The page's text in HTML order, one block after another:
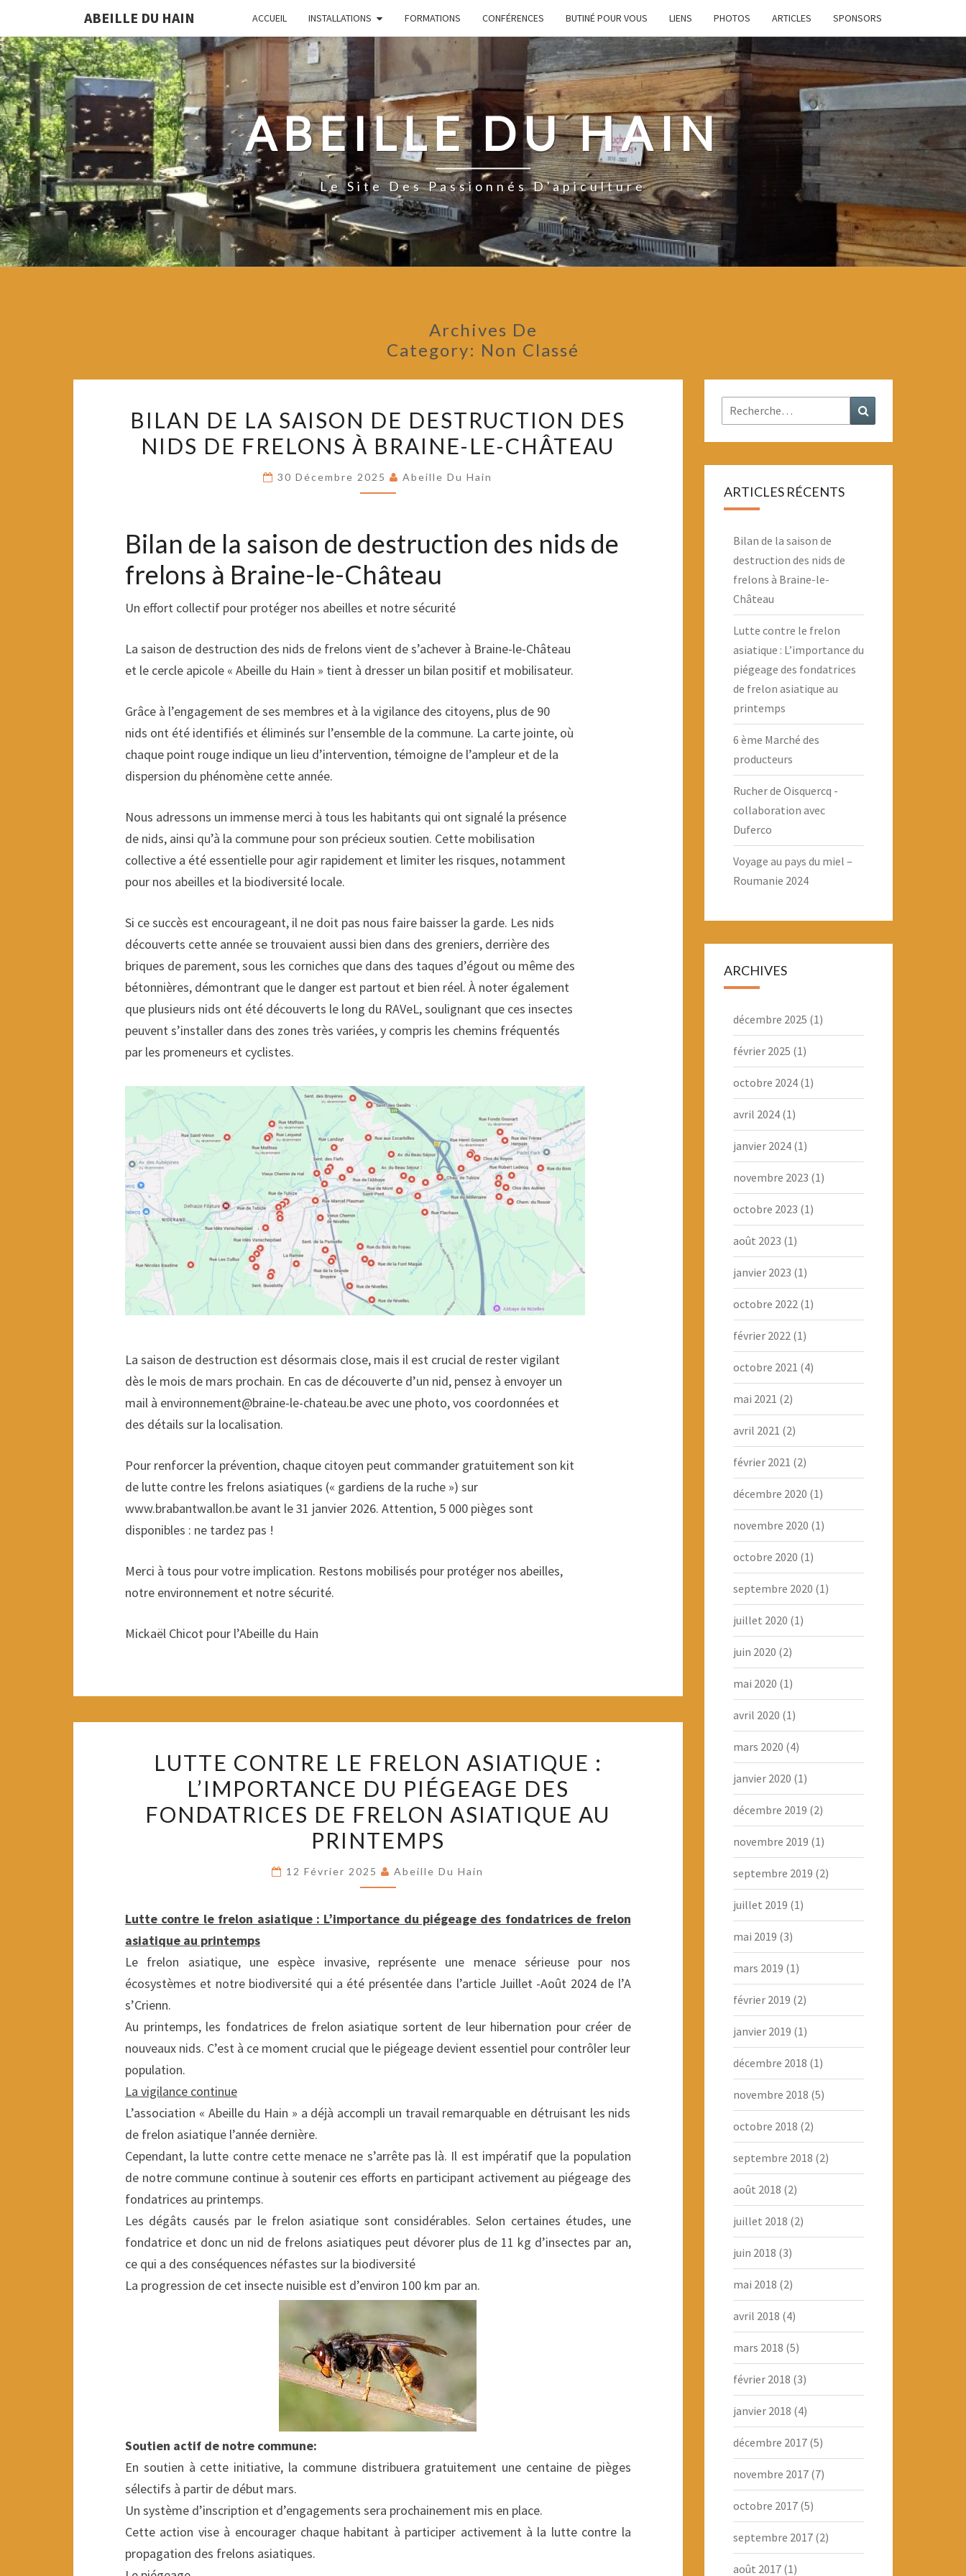
ABEILLE DU HAIN ACCUEIL INSTALLATIONS FORMATIONS CONFÉRENCES BUTINÉ POUR VOUS LIENS PHOTOS ARTICLES SPONSORS
ABEILLE DU HAIN
Le Site Des Passionnés D'apiculture
Archives De
Category: Non Classé
DE
LA
DE
DES
NIDS
DE
À
BILAN DE LA SAISON DE DESTRUCTION DES
NIDS DE FRELONS À BRAINE-LE-CHÂTEAU
30 Décembre 2025 Abeille Du Hain
Bilan de la saison de destruction des nids de
frelons à Braine-le-Château
Un effort collectif pour protéger nos abeilles et notre sécurité
La saison de destruction des nids de frelons vient de s’achever à Braine-le-Château
et le cercle apicole « Abeille du Hain » tient à dresser un bilan positif et mobilisateur.
Grâce à l’engagement de ses membres et à la vigilance des citoyens, plus de 90
nids ont été identifiés et éliminés sur l’ensemble de la commune. La carte jointe, où
chaque point rouge indique un lieu d’intervention, témoigne de l’ampleur et de la
dispersion du phénomène cette année.
Nous adressons un immense merci à tous les habitants qui ont signalé la présence
de nids, ainsi qu’à la commune pour son précieux soutien. Cette mobilisation
collective a été essentielle pour agir rapidement et limiter les risques, notamment
pour nos abeilles et la biodiversité locale.
Si ce succès est encourageant, il ne doit pas nous faire baisser la garde. Les nids
découverts cette année se trouvaient aussi bien dans des greniers, derrière des
briques de parement, sous les corniches que dans des taques d’égout ou même des
bétonnières, démontrant que le danger est partout et bien réel. À noter également
que plusieurs nids ont été découverts le long du RAVeL, soulignant que ces insectes
peuvent s’installer dans des zones très variées, y compris les chemins fréquentés
par les promeneurs et cyclistes.
La saison de destruction est désormais close, mais il est crucial de rester vigilant
dès le mois de mars prochain. En cas de découverte d’un nid, pensez à envoyer un
mail à environnement@braine-le-chateau.be avec une photo, vos coordonnées et
des détails sur la localisation.
Pour renforcer la prévention, chaque citoyen peut commander gratuitement son kit
de lutte contre les frelons asiatiques (« gardiens de la ruche ») sur
www.brabantwallon.be avant le 31 janvier 2026. Attention, 5 000 pièges sont
disponibles : ne tardez pas !
Merci à tous pour votre implication. Restons mobilisés pour protéger nos abeilles,
notre environnement et notre sécurité.
Mickaël Chicot pour l’Abeille du Hain
CONTRE
LE
FRELON
ASIATIQUE
L’IMPORTANCE
PIÉGEAGE
FONDATRICES
DE
ASIATIQUE
AU
LUTTE CONTRE LE FRELON ASIATIQUE :
L’IMPORTANCE DU PIÉGEAGE DES
FONDATRICES DE FRELON ASIATIQUE AU
PRINTEMPS
12 Février 2025 Abeille Du Hain
Lutte contre le frelon asiatique : L’importance du piégeage des fondatrices de frelon
asiatique au printemps
Le frelon asiatique, une espèce invasive, représente une menace sérieuse pour nos
écosystèmes et notre biodiversité qui a été présentée dans l’article Juillet -Août 2024 de l’A
s’Crienn.
Au printemps, les fondatrices de frelon asiatique sortent de leur hibernation pour créer de
nouveaux nids. C’est à ce moment crucial que le piégeage devient essentiel pour contrôler leur
population.
La vigilance continue
L’association « Abeille du Hain » a déjà accompli un travail remarquable en détruisant les nids
de frelon asiatique l’année dernière.
Cependant, la lutte contre cette menace ne s’arrête pas là. Il est impératif que la population
de notre commune continue à soutenir ces efforts en participant activement au piégeage des
fondatrices au printemps.
Les dégâts causés par le frelon asiatique sont considérables. Selon certaines études, une
fondatrice et donc un nid de frelons asiatiques peut dévorer plus de 11 kg d’insectes par an,
ce qui a des conséquences néfastes sur la biodiversité
La progression de cet insecte nuisible est d’environ 100 km par an.
Soutien actif de notre commune:
En soutien à cette initiative, la commune distribuera gratuitement une centaine de pièges
sélectifs à partir de début mars.
Un système d’inscription et d’engagements sera prochainement mis en place.
Cette action vise à encourager chaque habitant à participer activement à la lutte contre la
propagation des frelons asiatiques.
Rechercher :
ARTICLES RÉCENTS
Bilan de la saison de
destruction des nids de
frelons à Braine-le-
Château
Lutte contre le frelon
asiatique : L’importance du
piégeage des fondatrices
de frelon asiatique au
printemps
6 ème Marché des
producteurs
Rucher de Oisquercq -
collaboration avec
Duferco
Voyage au pays du miel –
Roumanie 2024
ARCHIVES
décembre 2025 (1)
février 2025 (1)
octobre 2024(1)
avril 2024(1)
janvier 2024(1)
novembre 2023 (1)
octobre 2023 (1)
août 2023 (1)
janvier 2023 (1)
octobre 2022(1)
février 2022(1)
octobre 2021 (4)
mai 2021 (2)
avril 2021 (2)
février 2021 (2)
décembre 2020 (1)
novembre 2020 (1)
octobre 2020 (1)
septembre 2020 (1)
juillet 2020 (1)
juin 2020 (2)
mai 2020 (1)
avril 2020 (1)
mars 2020 (4)
janvier 2020 (1)
décembre 2019 (2)
novembre 2019 (1)
septembre 2019 (2)
juillet 2019 (1)
mai 2019 (3)
mars 2019 (1)
février 2019 (2)
janvier 2019 (1)
décembre 2018 (1)
novembre 2018 (5)
octobre 2018 (2)
septembre 2018 (2)
août 2018 (2)
juillet 2018 (2)
juin 2018 (3)
mai 2018 (2)
avril 2018 (4)
mars 2018 (5)
février 2018 (3)
janvier 2018 (4)
décembre 2017(5)
novembre 2017(7)
octobre 2017(5)
septembre 2017(2)
août 2017(1)